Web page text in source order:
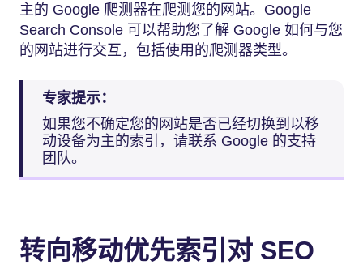
主的 Google 爬测器在爬测您的网站。Google
Search Console 可以帮助您了解 Google 如何与您
的网站进行交互，包括使用的爬测器类型。
专家提示：
如果您不确定您的网站是否已经切换到以移
动设备为主的索引，请联系 Google 的支持
团队。
转向移动优先索引对 SEO